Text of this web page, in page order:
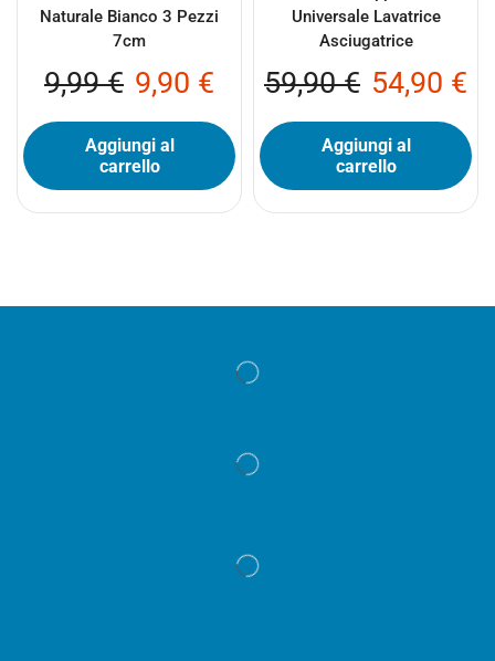
Naturale Bianco 3 Pezzi
7cm
9,99€ 9,90 €
Aggiungi al
carrello
Universale Lavatrice
Asciugatrice
59,90€ 54,90 €
Aggiungi al
carrello